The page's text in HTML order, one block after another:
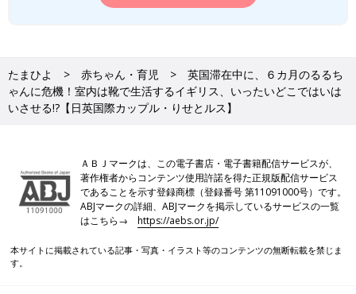
たまひよ 赤ちゃん・育児
英国滞在中に、６カ月のるるち
ゃんに危機！室内は靴で生活するイギリス、いったいどこではいは
いさせる!?【日英国際カップル・りせとルス】
ＡＢＪマークは、この電子書店・電子書籍配信サービスが、
著作権者からコンテンツ使用許諾を得た正規版配信サービス
であることを示す登録商標（登録番号 第11091000号）です。
ABJマークの詳細、ABJマークを掲示しているサービスの一覧
はこちら→https://aebs.or.jp/
本サイトに掲載されている記事・写真・イラスト等のコンテンツの無断転載を禁じま
す。